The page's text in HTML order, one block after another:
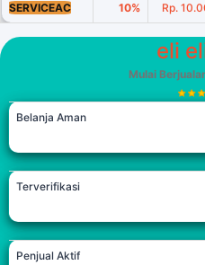
SERVICEAC 10% Rp.
eli
Mulai
Belanja Aman
Terverifikasi
Penjual Aktif